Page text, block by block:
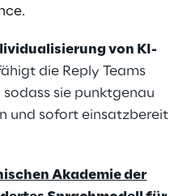
von KI-
die Reply Teams
sie punktgenau
und sofort einsatzbereit
Akademie der